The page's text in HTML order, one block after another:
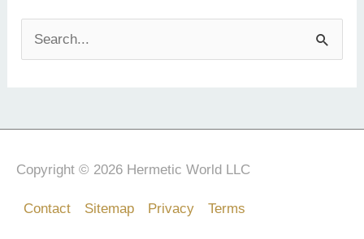
e
h
Copyright © 2026 Hermetic World LLC
Contact Sitemap Privacy Terms